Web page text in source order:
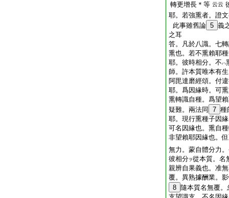
轉更增長＊等 云云
耶。若強熏者。證
此事雖舊論 5 義
之耳
答。凡於八識。七
熏也。若不熏賴耶
耶。彼時相分。不ハ
師。許本質唯本有生
阿毘達磨經頌。付
耶。爲因緣時。可
熏轉識自種。爲望
疑難。兩法同
7 種
耶。現行熏種子因
可名因緣也。熏自
非望賴耶因緣也。
無力。蒙自體分力
彼相分ヲ從本質。名
親辨自果義也。准
覆。異熟據酬業。
8 隨本質名無覆